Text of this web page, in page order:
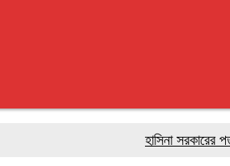
হাসিনা সরকারের